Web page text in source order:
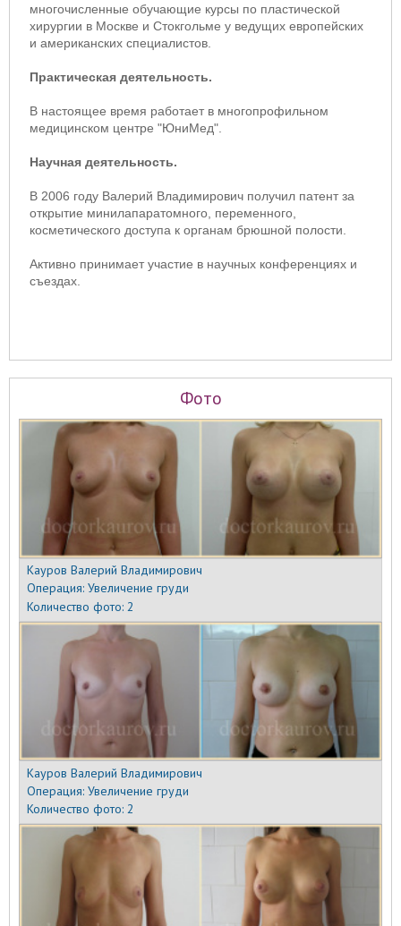
многочисленные обучающие курсы по пластической
хирургии в Москве и Стокгольме у ведущих европейских
и американских специалистов.
Практическая деятельность.
В настоящее время работает в многопрофильном
медицинском центре "ЮниМед".
Научная деятельность.
В 2006 году Валерий Владимирович получил патент за
открытие минилапаратомного, переменного,
косметического доступа к органам брюшной полости.
Активно принимает участие в научных конференциях и
съездах.
Фото
Кауров Валерий Владимирович
Операция:Увеличение груди
Количество фото: 2
Кауров Валерий Владимирович
Операция:Увеличение груди
Количество фото:2